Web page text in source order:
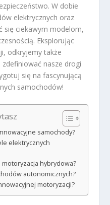
W dobie
elektrycznych oraz
się ciekawym modelom,
Eksplorując
odkryjemy także
nasze drogi
się na fascynującą
samochodów!
samochody?
elektrycznych
hybrydowa?
autonomicznych?
motoryzacji?